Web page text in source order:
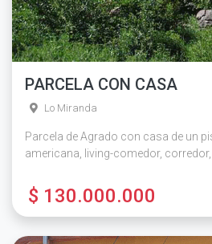
PARCELA CON CASA
Lo Miranda
Parcela de Agrado con casa de un
americana, living-comedor,
$ 130.000.000